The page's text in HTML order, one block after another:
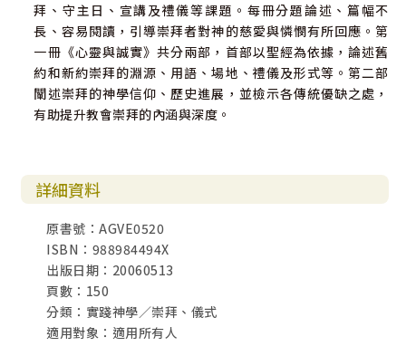
拜、守主日、宣講及禮儀等課題。每冊分題論述、篇幅不
長、容易閱讀，引導崇拜者對神的慈愛與憐憫有所回應。第
一冊《心靈與誠實》共分兩部，首部以聖經為依據，論述舊
約和新約崇拜的淵源、用語、場地、禮儀及形式等。第二部
闡述崇拜的神學信仰、歷史進展，並檢示各傳統優缺之處，
有助提升教會崇拜的內涵與深度。
詳細資料
原書號：AGVE0520
ISBN：988984494X
出版日期：20060513
頁數：150
分類：實踐神學／崇拜、儀式
適用對象：適用所有人